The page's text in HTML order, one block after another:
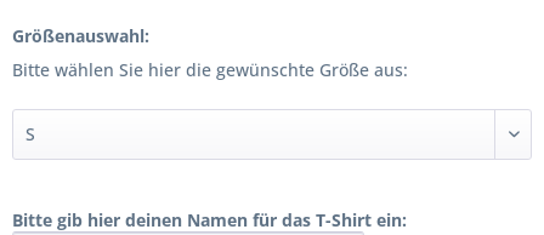
Größenauswahl:
Bitte wählen Sie hier die gewünschte Größe aus:
Bitte gib hier deinen Namen für das T-Shirt ein: